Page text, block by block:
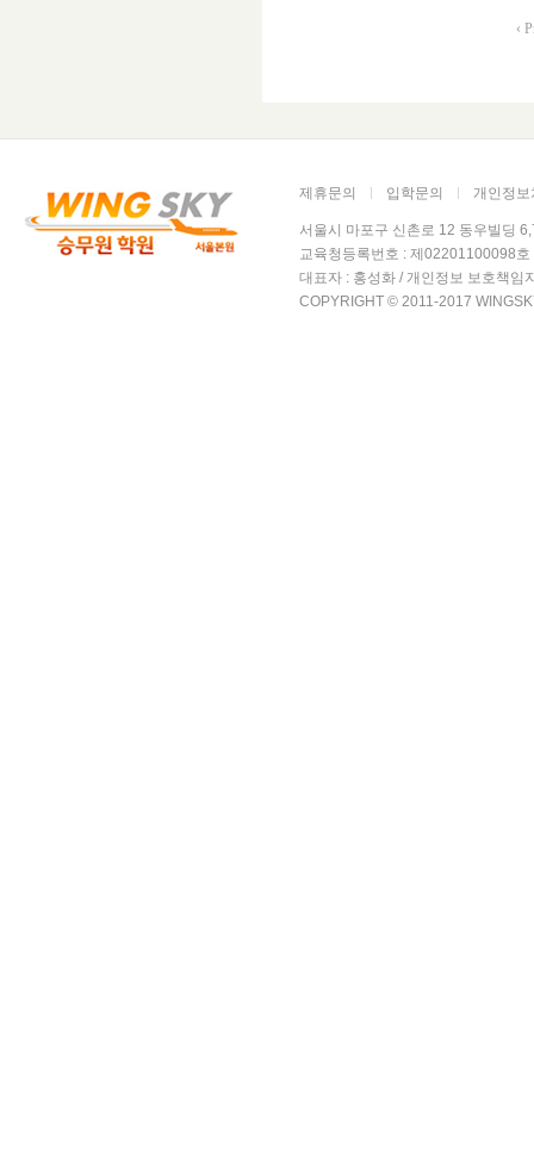
‹
제휴문의 입학문의 개인정보
서울시 마포구 신촌로 12 동우빌딩
교육청등록번호 : 제02201100098
대표자 : 홍성화 / 개인정보 보호책임
COPYRIGHT © 2011-2017